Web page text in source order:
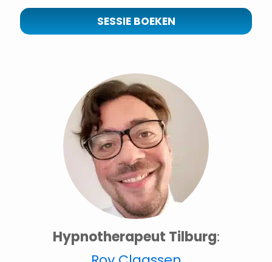
SESSIE BOEKEN
Hypnotherapeut Tilburg: